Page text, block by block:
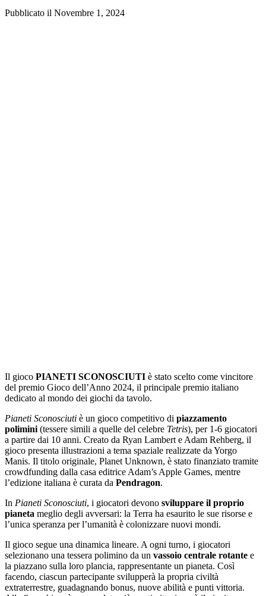
Pubblicato il Novembre 1, 2024
Il gioco PIANETI SCONOSCIUTI è stato scelto come vincitore
del premio Gioco dell’Anno 2024, il principale premio italiano
dedicato al mondo dei giochi da tavolo.
Pianeti Sconosciuti è un gioco competitivo di piazzamento
polimini (tessere simili a quelle del celebre Tetris), per 1-6 giocatori
a partire dai 10 anni. Creato da Ryan Lambert e Adam Rehberg, il
gioco presenta illustrazioni a tema spaziale realizzate da Yorgo
Manis. Il titolo originale, Planet Unknown, è stato finanziato tramite
crowdfunding dalla casa editrice Adam’s Apple Games, mentre
l’edizione italiana è curata da Pendragon.
In Pianeti Sconosciuti, i giocatori devono sviluppare il proprio
pianeta meglio degli avversari: la Terra ha esaurito le sue risorse e
l’unica speranza per l’umanità è colonizzare nuovi mondi.
Il gioco segue una dinamica lineare. A ogni turno, i giocatori
selezionano una tessera polimino da un vassoio centrale rotante e
la piazzano sulla loro plancia, rappresentante un pianeta. Così
facendo, ciascun partecipante svilupperà la propria civiltà
extraterrestre, guadagnando bonus, nuove abilità e punti vittoria.